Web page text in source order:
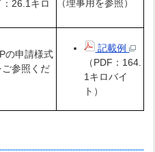
：26.1キロ
（理事用を参照）
の申請様式
参照くだ
記載例
（PDF：164.
1キロバイ
ト）